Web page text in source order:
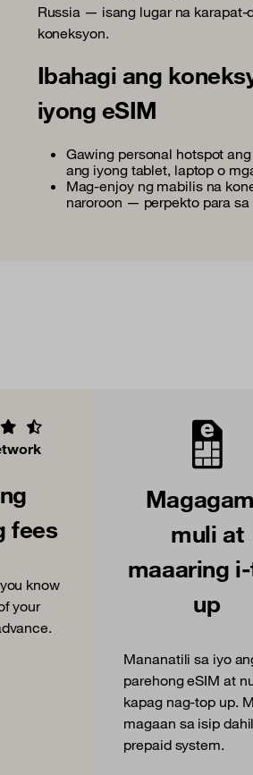
Russia — isang lugar na karapat-
koneksyon.
Ibahagi ang
iyong eSIM
Gawing personal hotspot
ang iyong tablet, laptop o
Mag-enjoy ng mabilis na
naroroon — perpekto para
fees
know
your
muli at
maaaring
up
Mananatili sa iyo
parehong eSIM at
kapag nag-top up.
magaan sa isip
prepaid system.